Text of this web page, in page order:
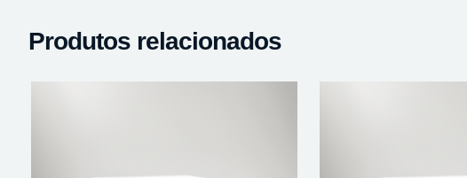
Produtos relacionados